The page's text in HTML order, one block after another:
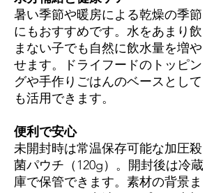
暑い季節や暖房による乾燥の季節
にもおすすめです。水をあまり飲
まない子でも自然に飲水量を増や
せます。ドライフードのトッピン
グや手作りごはんのベースとして
も活用できます。
便利で安心
未開封時は常温保存可能な加圧殺
菌パウチ（120g）。開封後は冷蔵
庫で保管できます。素材の背景ま